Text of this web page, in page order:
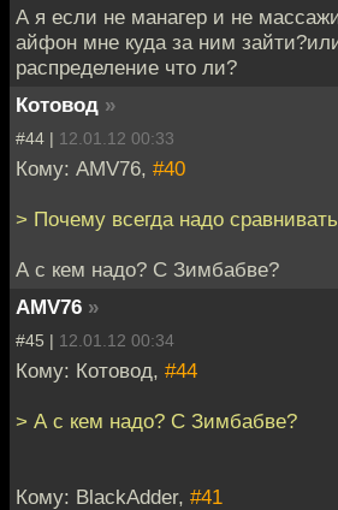
А я если не манагер и не
айфон мне куда за ним
распределение что ли?
Котовод »
#44 | 12.01.12 00:33
Кому: AMV76, #40
> Почему всегда надо
А с кем надо? С Зимбабве?
AMV76 »
#45 | 12.01.12 00:34
Кому: Котовод, #44
> А с кем надо? С Зимбабве?
Кому: BlackAdder, #41